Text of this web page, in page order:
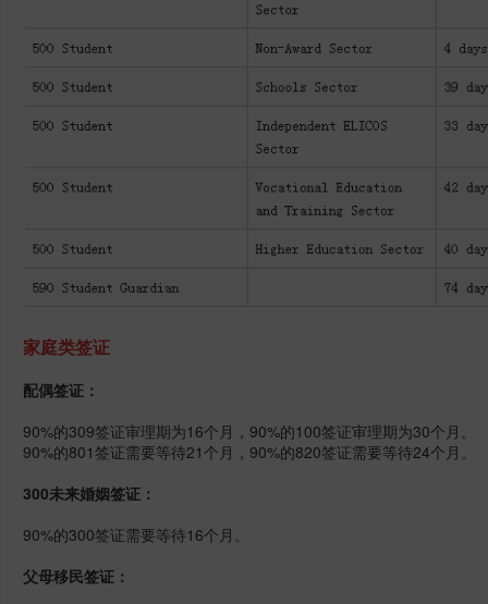
家庭类签证
配偶签证：
90%的309签证审理期为16个月，90%的100签证审理期为30个月。
90%的801签证需要等待21个月，90%的820签证需要等待24个月。
300未来婚姻签证：
90%的300签证需要等待16个月。
父母移民签证：